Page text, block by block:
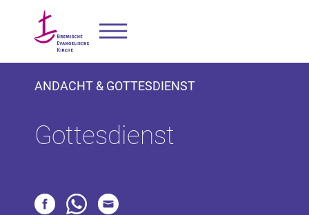
ANDACHT & GOTTESDIENST
Gottesdienst